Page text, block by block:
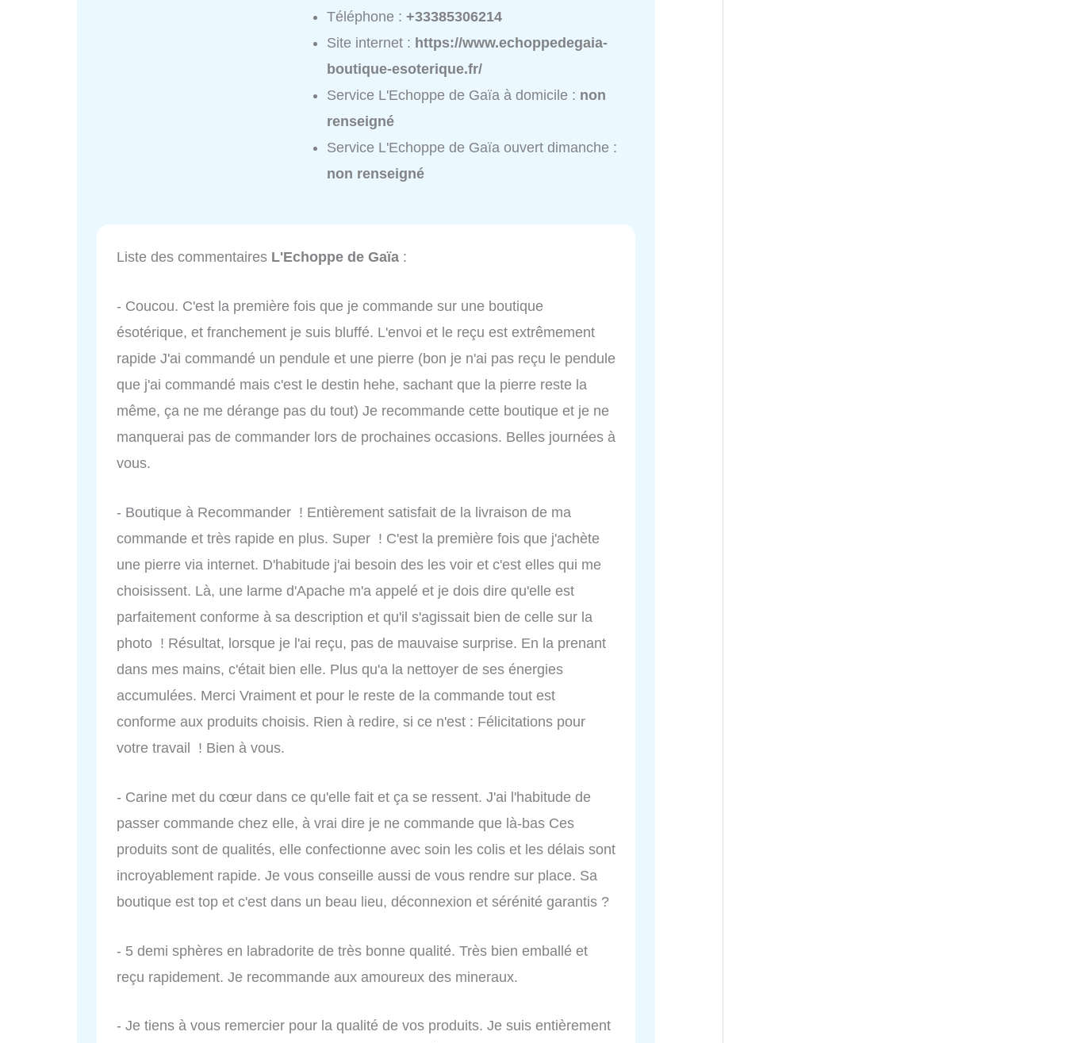
Téléphone :+33385306214
Site internet : https://www.echoppedegaia-
boutique-esoterique.fr/
Service L'Echoppe de Gaïa à domicile : non
renseigné
Service L'Echoppe de Gaïa ouvert dimanche :
non renseigné
Liste des commentaires L'Echoppe de Gaïa :
- Coucou. C'est la première fois que je commande sur une boutique
ésotérique, et franchement je suis bluffé. L'envoi et le reçu est extrêmement
rapide J'ai commandé un pendule et une pierre (bon je n'ai pas reçu le pendule
que j'ai commandé mais c'est le destin hehe, sachant que la pierre reste la
même, ça ne me dérange pas du tout) Je recommande cette boutique et je ne
manquerai pas de commander lors de prochaines occasions. Belles journées à
vous.
- Boutique à Recommander ! Entièrement satisfait de la livraison de ma
commande et très rapide en plus. Super ! C'est la première fois que j'achète
une pierre via internet. D'habitude j'ai besoin des les voir et c'est elles qui me
choisissent. Là, une larme d'Apache m'a appelé et je dois dire qu'elle est
parfaitement conforme à sa description et qu'il s'agissait bien de celle sur la
photo ! Résultat, lorsque je l'ai reçu, pas de mauvaise surprise. En la prenant
dans mes mains, c'était bien elle. Plus qu'a la nettoyer de ses énergies
accumulées. Merci Vraiment et pour le reste de la commande tout est
conforme aux produits choisis. Rien à redire, si ce n'est : Félicitations pour
votre travail ! Bien à vous.
- Carine met du cœur dans ce qu'elle fait et ça se ressent. J'ai l'habitude de
passer commande chez elle, à vrai dire je ne commande que là-bas Ces
produits sont de qualités, elle confectionne avec soin les colis et les délais sont
incroyablement rapide. Je vous conseille aussi de vous rendre sur place. Sa
boutique est top et c'est dans un beau lieu, déconnexion et sérénité garantis ?
- 5 demi sphères en labradorite de très bonne qualité. Très bien emballé et
reçu rapidement. Je recommande aux amoureux des mineraux.
- Je tiens à vous remercier pour la qualité de vos produits. Je suis entièrement